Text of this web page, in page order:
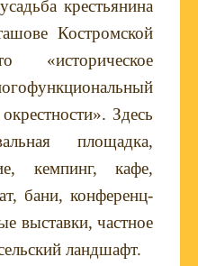
крестьянина
Костромской
Здесь
площадка,
кемпинг, кафе,
бани, конференц-
выставки, частное
ландшафт.